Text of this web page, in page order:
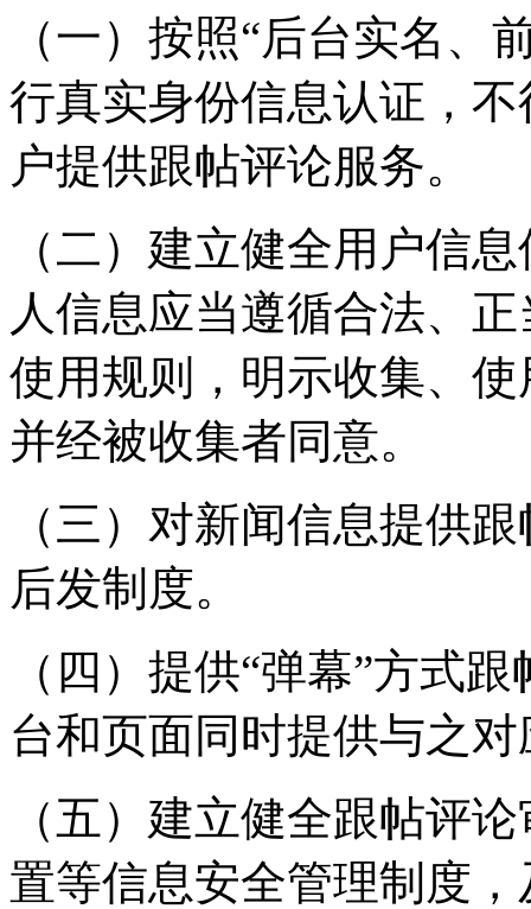
（一）按照“后台实名、
行真实身份信息认证，
户提供跟帖评论服务。
（二）建立健全用户信
人信息应当遵循合法、
使用规则，明示收集、
并经被收集者同意。
（三）对新闻信息提供
后发制度。
（四）提供“弹幕”方式
台和页面同时提供与之
（五）建立健全跟帖评
置等信息安全管理制度